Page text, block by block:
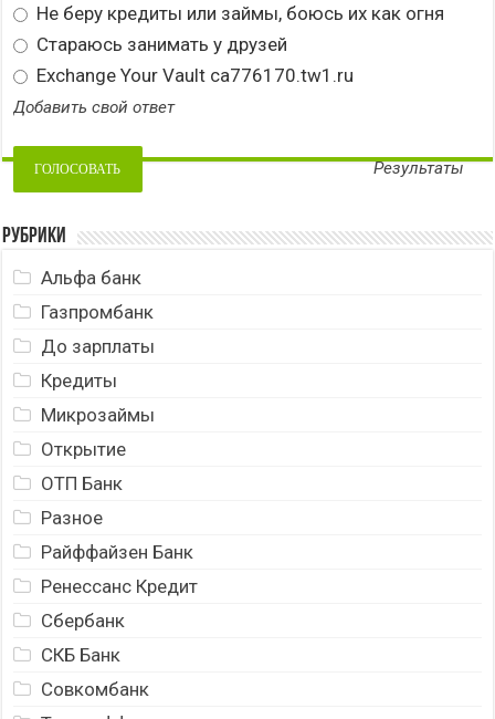
Не беру кредиты или займы, боюсь их как огня
Стараюсь занимать у друзей
Exchange Your Vault ca776170.tw1.ru
Добавить свой ответ
Результаты
Рубрики
Альфа банк
Газпромбанк
До зарплаты
Кредиты
Микрозаймы
Открытие
ОТП Банк
Разное
Райффайзен Банк
Ренессанс Кредит
Сбербанк
СКБ Банк
Совкомбанк